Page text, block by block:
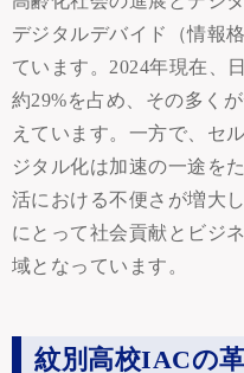
デジタルデバイド（情報
ています。2024年現在、
約29%を占め、その多く
えています。一方で、セ
ジタル化は加速の一途を
活における不便さが増大
にとって社会貢献とビジ
域となっています。
紋別高校IACの